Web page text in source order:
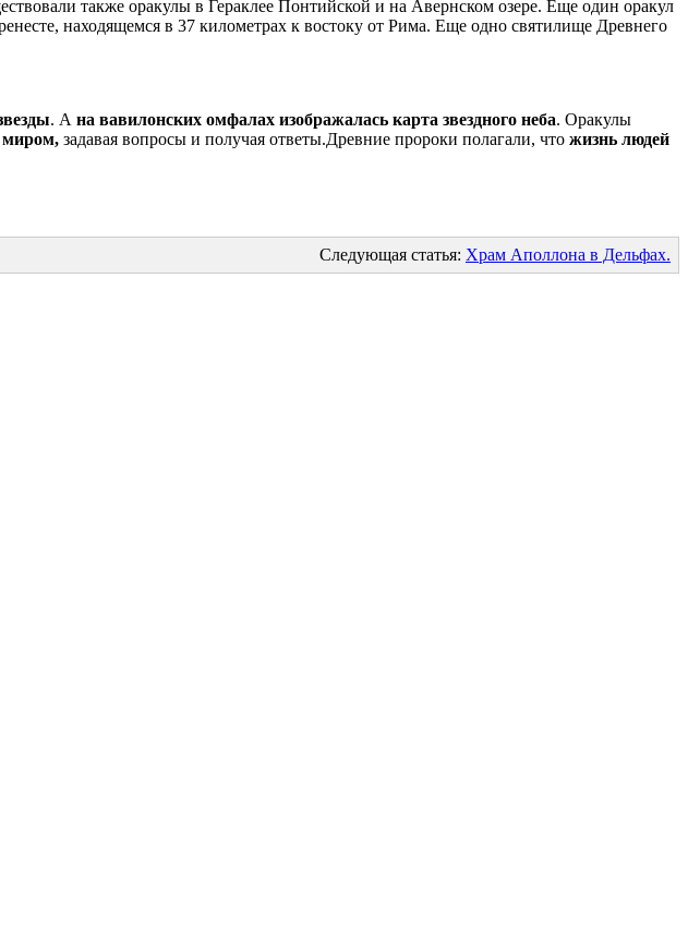
также оракулы в Гераклее Понтийской и на Авернском озере. Еще один оракул
находящемся в 37 километрах к востоку от Рима. Еще одно святилище Древнего
. А на вавилонских омфалах изображалась карта звездного неба. Оракулы
миром, задавая вопросы и получая ответы.Древние пророки полагали, что жизнь людей
Следующая статья: Храм Аполлона в Дельфах.